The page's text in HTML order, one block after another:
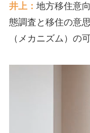
井上： 地方移住意
態調査と移住の意
（メカニズム）の